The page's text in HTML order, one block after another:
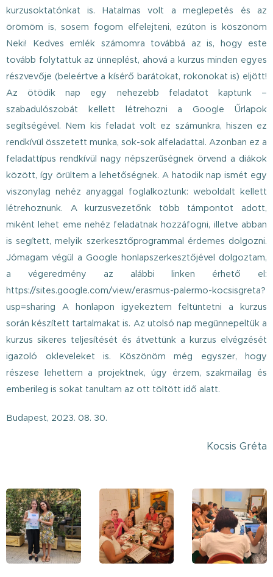
kurzusoktatónkat is. Hatalmas volt a meglepetés és az
örömöm is, sosem fogom elfelejteni, ezúton is köszönöm
Neki! Kedves emlék számomra továbbá az is, hogy este
tovább folytattuk az ünneplést, ahová a kurzus minden egyes
részvevője (beleértve a kísérő barátokat, rokonokat is) eljött!
Az ötödik nap egy nehezebb feladatot kaptunk –
szabadulószobát kellett létrehozni a Google Űrlapok
segítségével. Nem kis feladat volt ez számunkra, hiszen ez
rendkívül összetett munka, sok-sok alfeladattal. Azonban ez a
feladattípus rendkívül nagy népszerűségnek örvend a diákok
között, így örültem a lehetőségnek. A hatodik nap ismét egy
viszonylag nehéz anyaggal foglalkoztunk: weboldalt kellett
létrehoznunk. A kurzusvezetőnk több támpontot adott,
miként lehet eme nehéz feladatnak hozzáfogni, illetve abban
is segített, melyik szerkesztőprogrammal érdemes dolgozni.
Jómagam végül a Google honlapszerkesztőjével dolgoztam,
a végeredmény az alábbi linken érhető el:
https://sites.google.com/view/erasmus-palermo-kocsisgreta?
usp=sharing A honlapon igyekeztem feltüntetni a kurzus
során készített tartalmakat is. Az utolsó nap megünnepeltük a
kurzus sikeres teljesítését és átvettünk a kurzus elvégzését
igazoló okleveleket is. Köszönöm még egyszer, hogy
részese lehettem a projektnek, úgy érzem, szakmailag és
emberileg is sokat tanultam az ott töltött idő alatt.
Budapest, 2023. 08. 30.
Kocsis Gréta